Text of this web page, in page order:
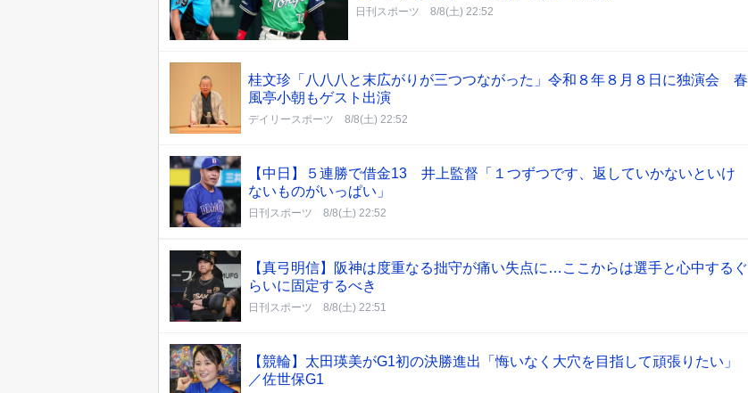
日刊スポーツ 8/8(土) 22:52
桂文珍「八八八と末広がりが三つつながった」令和８年８月８日に独演会 春
風亭小朝もゲスト出演
デイリースポーツ 8/8(土) 22:52
【中日】５連勝で借金13 井上監督「１つずつです、返していかないといけ
ないものがいっぱい」
日刊スポーツ 8/8(土) 22:52
【真弓明信】阪神は度重なる拙守が痛い失点に…ここからは選手と心中するぐ
らいに固定するべき
日刊スポーツ 8/8(土) 22:51
【競輪】太田瑛美がG1初の決勝進出「悔いなく大穴を目指して頑張りたい」
／佐世保G1